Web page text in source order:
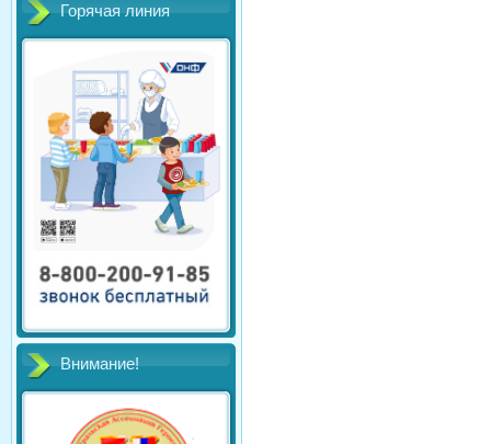
Горячая линия
Внимание!